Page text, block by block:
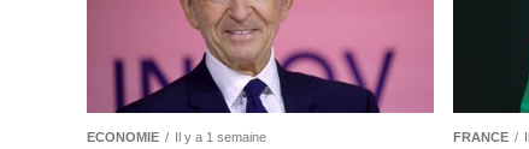
ECONOMIE Il y a 1 semaine FRANCE